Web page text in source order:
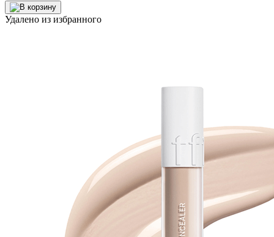
Удалено из избранного